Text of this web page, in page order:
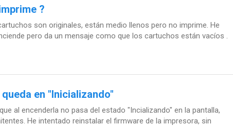
?
son originales, están medio llenos pero no imprime. He
pero da un mensaje como que los cartuchos están vacíos .
en "Inicializando"
al encenderla no pasa del estado "Incializando" en la pantalla,
He intentado reinstalar el firmware de la impresora, sin